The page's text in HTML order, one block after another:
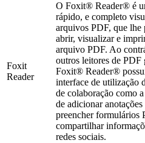
Foxit
Reader
O Foxit® Reader® é
rápido, e completo
arquivos PDF, que lhe
abrir, visualizar e
arquivo PDF. Ao
outros leitores de PDF
Foxit® Reader®
interface de utilização
de colaboração como
de adicionar
preencher formulários
compartilhar
redes sociais.